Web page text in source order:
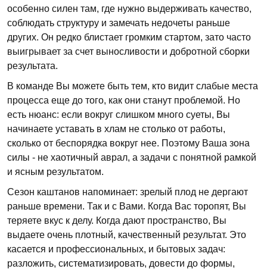
особенно силен там, где нужно выдерживать качество,
соблюдать структуру и замечать недочеты раньше
других. Он редко блистает громким стартом, зато часто
выигрывает за счет выносливости и добротной сборки
результата.
В команде Вы можете быть тем, кто видит слабые места
процесса еще до того, как они станут проблемой. Но
есть нюанс: если вокруг слишком много суеты, Вы
начинаете уставать в хлам не столько от работы,
сколько от беспорядка вокруг нее. Поэтому Ваша зона
силы - не хаотичный аврал, а задачи с понятной рамкой
и ясным результатом.
Сезон каштанов напоминает: зрелый плод не дергают
раньше времени. Так и с Вами. Когда Вас торопят, Вы
теряете вкус к делу. Когда дают пространство, Вы
выдаете очень плотный, качественный результат. Это
касается и профессиональных, и бытовых задач:
разложить, систематизировать, довести до формы,